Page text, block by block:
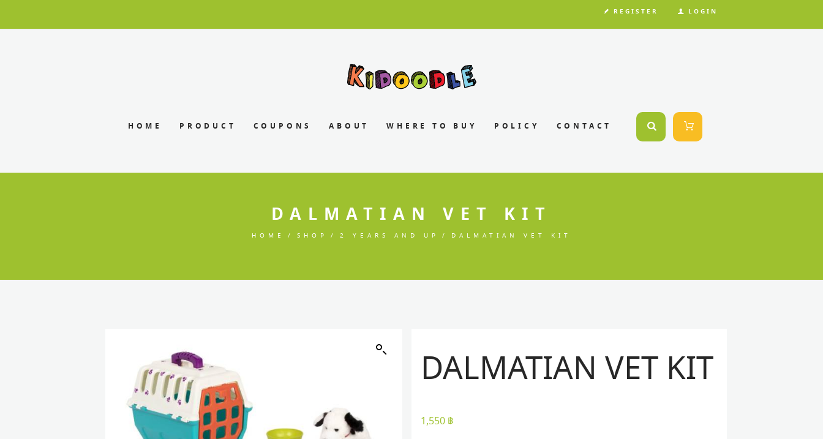
REGISTER LOGIN
HOME PRODUCT COUPONS ABOUT WHERE TO BUY POLICY CONTACT
DALMATIAN VET KIT
HOME SHOP 2 YEARS AND UP DALMATIAN VET KIT
DALMATIAN VET KIT
1,550 ฿